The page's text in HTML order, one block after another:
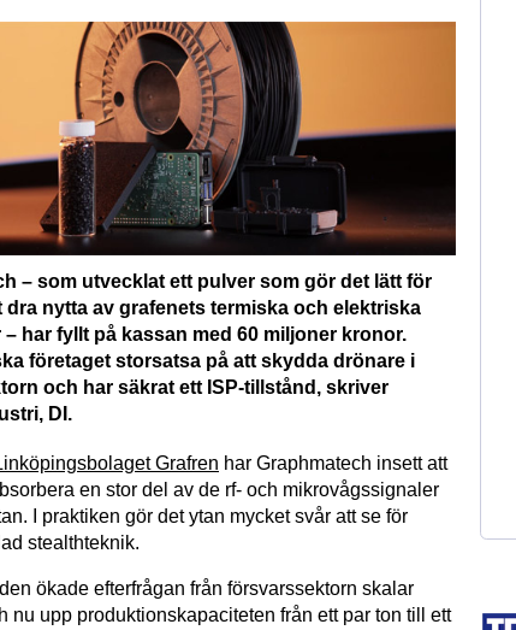
– som utvecklat ett pulver som gör det lätt för
dra nytta av grafenets termiska och elektriska
har fyllt på kassan med 60 miljoner kronor.
företaget storsatsa på att skydda drönare i
och har säkrat ett ISP-tillstånd, skriver
DI.
Grafren har Graphmatech insett att
en stor del av de rf- och mikrovågssignaler
I praktiken gör det ytan mycket svår att se för
stealthteknik.
ökade efterfrågan från försvarssektorn skalar
nu upp produktionskapaciteten från ett par ton till ett